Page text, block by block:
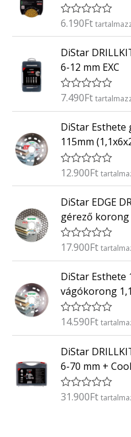
É
é
k
e
l
s
:
/
5
6.190Ft
DiStar
6-12 mm EXC
É
é
k
e
l
é
s
:
/
5
7.490Ft
DiStar
115mm
É
é
e
l
é
s
:
/
5
12.900Ft
DiStar EDGE
gérező korong
É
é
e
l
s
:
/
5
17.900Ft
DiStar Esthete
vágókorong
É
é
k
e
l
é
s
14.590Ft
DiStar
6-70 mm +
É
31.900Ft